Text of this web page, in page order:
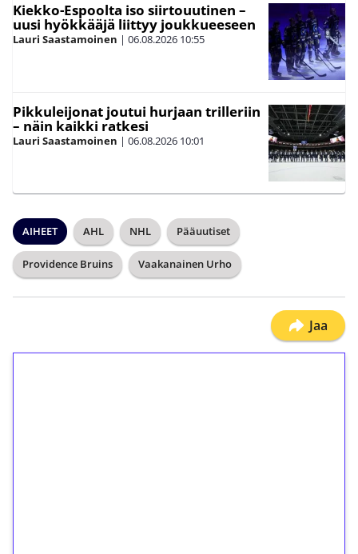
Kiekko-Espoolta iso siirtouutinen –
uusi hyökkääjä liittyy joukkueeseen
Lauri Saastamoinen | 06.08.2026 10:55
Pikkuleijonat joutui hurjaan trilleriin
– näin kaikki ratkesi
Lauri Saastamoinen | 06.08.2026 10:01
AIHEET AHL NHL Pääuutiset
Providence Bruins Vaakanainen Urho
Jaa